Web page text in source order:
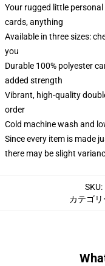
Your rugged little
cards, anything
Available in three sizes:
you
Durable 100% polyester
added strength
Vibrant, high-quality
order
Cold machine wash and
Since every item is made
there may be slight
SKU:
カテゴリ